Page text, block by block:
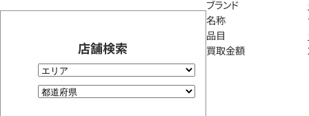
店舗検索
ブランド
名称
品目
買取金額